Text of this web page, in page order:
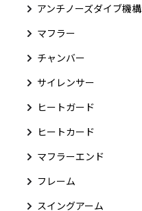
アンチノーズダイブ機構
マフラー
チャンバー
サイレンサー
ヒートガード
ヒートカード
マフラーエンド
フレーム
スイングアーム